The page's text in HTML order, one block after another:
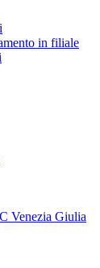
in filiale
Venezia Giulia